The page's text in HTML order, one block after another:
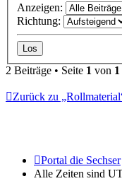
Anzeigen:
Richtung:
2 Beiträge • Seite 1 von 1
Zurück zu
Portal die Sechser
Alle Zeiten sind